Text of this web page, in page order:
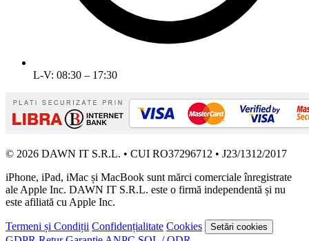
L-V: 08:30 – 17:30
© 2026 DAWN IT S.R.L. • CUI RO37296712 • J23/1312/2017
iPhone, iPad, iMac și MacBook sunt mărci comerciale înregistrate
ale Apple Inc. DAWN IT S.R.L. este o firmă independentă și nu
este afiliată cu Apple Inc.
Termeni și Condiții Confidențialitate Cookies Setări cookies